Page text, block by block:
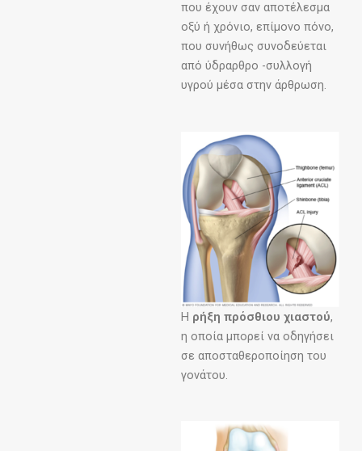
που έχουν σαν αποτέλεσμα
οξύ ή χρόνιο, επίμονο πόνο,
που συνήθως συνοδεύεται
από ύδραρθρο -συλλογή
υγρού μέσα στην άρθρωση.
Η ρήξη πρόσθιου χιαστού,
η οποία μπορεί να οδηγήσει
σε αποσταθεροποίηση του
γονάτου.